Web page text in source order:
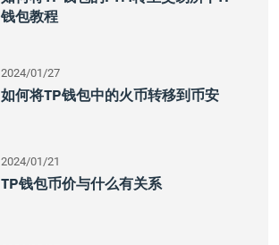
钱包教程
2024/01/27
如何将TP钱包中的火币转移到币安
2024/01/21
TP钱包币价与什么有关系